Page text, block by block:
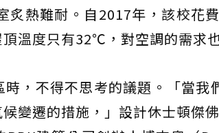
熱難耐。自2017年，該校花
溫度只有32℃，對空調的需求
，不得不思考的議題。「當我
變遷的措施，」設計休士頓傑